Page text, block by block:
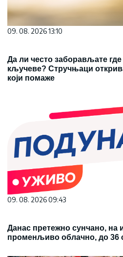
09. 08. 2026 13:10
Да ли често заборављате где
кључеве? Стручњаци
који помаже
09. 08. 2026 09:43
Данас претежно сунчано, на
променљиво облачно, до 36